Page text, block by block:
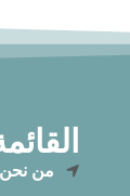
من نحن